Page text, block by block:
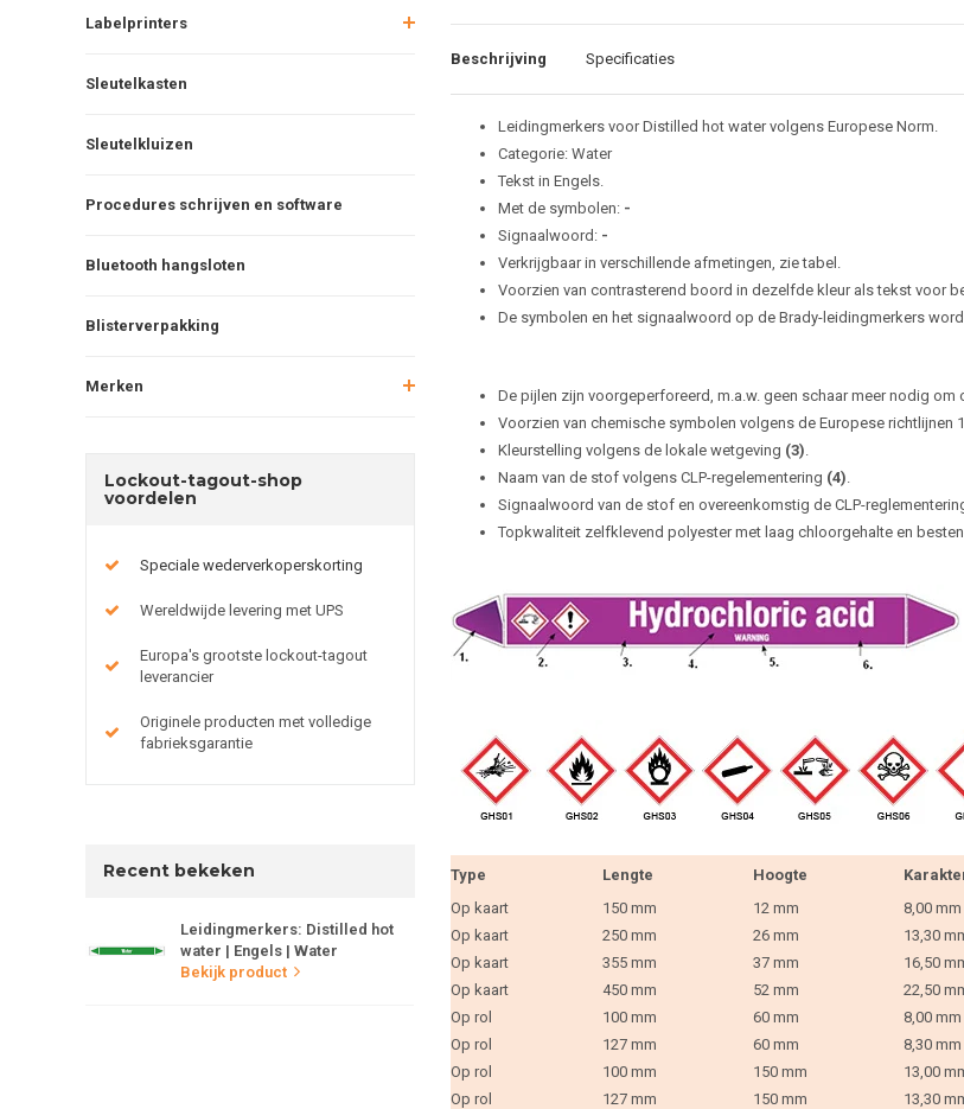
Labelprinters
Sleutelkasten
Sleutelkluizen
Procedures schrijven en software
Bluetooth hangsloten
Blisterverpakking
Merken
Lockout-tagout-shop
voordelen
Speciale wederverkoperskorting
Wereldwijde levering met UPS
Europa's grootste lockout-tagout
leverancier
Originele producten met volledige
fabrieksgarantie
Recent bekeken
Leidingmerkers: Distilled hot
water | Engels | Water
Bekijk product
Beschrijving Specificaties
Leidingmerkers voor Distilled hot water volgens Europese Norm.
Categorie: Water
Tekst in Engels.
Met de symbolen: -
Signaalwoord:-
Verkrijgbaar in verschillende afmetingen, zie tabel.
Voorzien van contrasterend boord in dezelfde kleur als tekst voor
De symbolen en het signaalwoord op de Brady-leidingmerkers
De pijlen zijn voorgeperforeerd, m.a.w. geen schaar meer nodig om
Voorzien van chemische symbolen volgens de Europese richtlijnen
Kleurstelling volgens de lokale wetgeving (3)
Naam van de stof volgens CLP-regelementering (4)
Signaalwoord van de stof en overeenkomstig de CLP-
Topkwaliteit zelfklevend polyester met laag chloorgehalte en
Type Lengte Hoogte
Op kaart
150 mm 12 mm 8,00 mm
Op kaart
250 mm 26 mm 13,30
Op kaart
355 mm 37 mm 16,50
Op kaart
450 mm 52 mm 22,50
Op rol
100 mm 60 mm 8,00 mm
Op rol
127 mm 60 mm 8,30 mm
Op rol
100 mm 150 mm 13,00
Op rol
127 mm 150 mm 13,30